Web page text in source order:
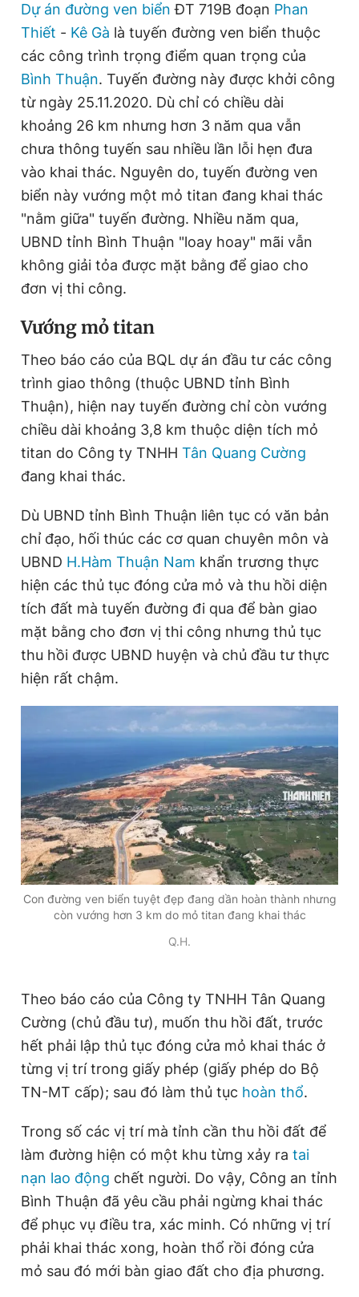
Tiện ích Bạn cần biết
Thông tin tòa soạn Liên hệ quảng cáo
Đọc Thanh Niên trên điện thoại
Theo dõi báo trên
Hotline
0906 645 777
Đặt báo Quảng cáo RSS Tòa soạn Chính sách bảo
Tổng biên tập: Nguyễn Ngọc Toàn
Phó tổng biên tập thường trực: Hải Thành
Phó tổng biên tập: Lâm Hiếu Dũng
Phó tổng biên tập: Trần Việt Hưng
Tổng thư ký tòa soạn: Đức Trung
© 2003-2026 Bản quyền thuộc về Báo Thanh Niên. Cấm sao
chép dưới mọi hình thức nếu không có sự chấp thuận bằng văn
bản. Phát triển bởi ePi Technologies, JSC.
Dự án đường ven biển ĐT 719B đoạn Phan
Thiết - Kê Gà là tuyến đường ven biển thuộc
các công trình trọng điểm quan trọng của
Bình Thuận. Tuyến đường này được khởi công
từ ngày 25.11.2020. Dù chỉ có chiều dài
khoảng 26 km nhưng hơn 3 năm qua vẫn
chưa thông tuyến sau nhiều lần lỗi hẹn đưa
vào khai thác. Nguyên do, tuyến đường ven
biển này vướng một mỏ titan đang khai thác
"nằm giữa" tuyến đường. Nhiều năm qua,
UBND tỉnh Bình Thuận "loay hoay" mãi vẫn
không giải tỏa được mặt bằng để giao cho
đơn vị thi công.
Vướng mỏ titan
Theo báo cáo của BQL dự án đầu tư các công
trình giao thông (thuộc UBND tỉnh Bình
Thuận), hiện nay tuyến đường chỉ còn vướng
chiều dài khoảng 3,8 km thuộc diện tích mỏ
titan do Công ty TNHH Tân Quang Cường
đang khai thác.
Dù UBND tỉnh Bình Thuận liên tục có văn bản
chỉ đạo, hối thúc các cơ quan chuyên môn và
UBND H.Hàm Thuận Nam khẩn trương thực
hiện các thủ tục đóng cửa mỏ và thu hồi diện
tích đất mà tuyến đường đi qua để bàn giao
mặt bằng cho đơn vị thi công nhưng thủ tục
thu hồi được UBND huyện và chủ đầu tư thực
hiện rất chậm.
Con đường ven biển tuyệt đẹp đang dần hoàn thành nhưng
còn vướng hơn 3 km do mỏ titan đang khai thác
Q.H.
Theo báo cáo của Công ty TNHH Tân Quang
Cường (chủ đầu tư), muốn thu hồi đất, trước
hết phải lập thủ tục đóng cửa mỏ khai thác ở
từng vị trí trong giấy phép (giấy phép do Bộ
TN-MT cấp); sau đó làm thủ tục hoàn thổ.
Trong số các vị trí mà tỉnh cần thu hồi đất để
làm đường hiện có một khu từng xảy ra tai
nạn lao động chết người. Do vậy, Công an tỉnh
Bình Thuận đã yêu cầu phải ngừng khai thác
để phục vụ điều tra, xác minh. Có những vị trí
phải khai thác xong, hoàn thổ rồi đóng cửa
mỏ sau đó mới bàn giao đất cho địa phương.